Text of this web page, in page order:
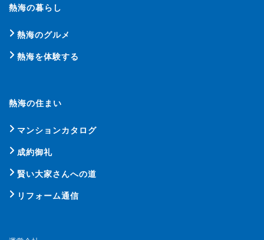
熱海の暮らし
熱海のグルメ
熱海を体験する
熱海の住まい
マンションカタログ
成約御礼
賢い大家さんへの道
リフォーム通信